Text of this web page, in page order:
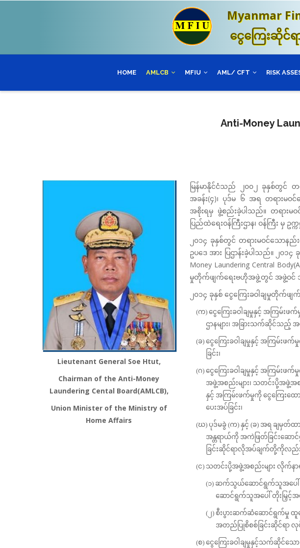
Myanmar
ငွေကြေးဆိုင်
HOME AMLCB MFIU AML/ CFT RISK
Anti-Money
Lieutenant General Soe Htut,
Chairman of the Anti-Money
Laundering Cental Board(AMLCB),
Union Minister of the Ministry of
Home Affairs
မြန်မာနိုင်ငံသည် ၂၀၀၂ ခုနှစ်တွင် တရ
အခန်း(၄)၊ ပုဒ်မ ၆ အရ တရားမဝင်
အစိုးရမှ ဖွဲ့စည်းခဲ့ပါသည်။ တရားမဝ
ပြည်ထဲရေးဝန်ကြီးဌာန၊ ဝန်ကြီး မှ
၂၀၁၄ ခုနှစ်တွင် တရားမဝင်သောနည်း
ဥပဒေ အား ပြဌာန်းခဲ့ပါသည်။ ၂၀၁
Money Laundering Central
မှုတိုက်ဖျက်ရေးဗဟိုအဖွဲ့တွင် အဖွဲ့ဝင် ၁၅ ဦ
၂၀၁၄ ခုနှစ် ငွေကြေးခဝါချမှုတိုက်
(က) ငွေကြေးခဝါချမှုနှင့် အကြမ်း
ဌာနများ၊ အခြားသက်ဆိုင်သည့်
(ခ) ငွေကြေးခဝါချမှုနှင့် အကြမ်း
ခြင်း၊
(ဂ) ငွေကြေးခဝါချမှုနှင့် အကြမ်
အဖွဲ့အစည်းများ၊ သတင်းပို့အဖွဲ့အစည်
နှင့် အကြမ်းဖက်မှုကို ငွေကြေးထ
ပေးအပ်ခြင်း၊
(ဃ) ပုဒ်မခွဲ (က) နှင့် (ခ) အရ ချမှတ်
အန္တရာယ်ကို အကဲဖြတ်ခြင်းဆော
ခြင်းဆိုင်ရာလိုအပ်ချက်တို့ကိုလည်းက
(င) သတင်းပို့အဖွဲ့အစည်းများ လိုက်နာ
(၁) ဆက်သွယ်ဆောင်ရွက်သူအပေါ် အ
ဆောင်ရွက်သူအပေါ် တိုးမြှင့်အလ
(၂) စီးပွားဆက်ဆံဆောင်ရွက်မှု
အတည်ပြုစိစစ်ခြင်းဆိုင်ရာ လုပ်
(စ) ငွေကြေးခဝါချမှုနှင့်သက်ဆိုင်သ